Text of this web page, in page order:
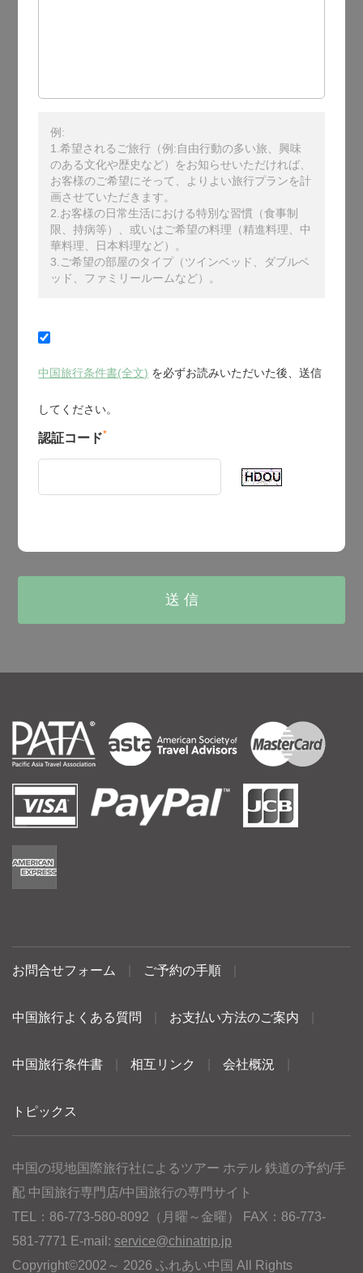
例:
1.希望されるご旅行（例:自由行動の多い旅、興味
のある文化や歴史など）をお知らせいただければ、
お客様のご希望にそって、よりよい旅行プランを計
画させていただきます。
2.お客様の日常生活における特別な習慣（食事制
限、持病等）、或いはご希望の料理（精進料理、中
華料理、日本料理など）。
3.ご希望の部屋のタイプ（ツインベッド、ダブルベ
ッド、ファミリールームなど）。
中国旅行条件書(全文) を必ずお読みいただいた後、送信
してください。
認証コード*
お問合せフォーム ご予約の手順
中国旅行よくある質問 お支払い方法のご案内
中国旅行条件書 相互リンク 会社概況
トピックス
中国の現地国際旅行社によるツアー ホテル 鉄道の予約/手
配 中国旅行専門店/中国旅行の専門サイト
TEL：86-773-580-8092（月曜～金曜） FAX：86-773-
581-7771 E-mail: service@chinatrip.jp
Copyright©2002～ 2026 ふれあい中国 All Rights